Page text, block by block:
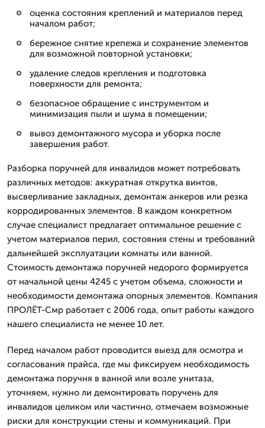
оценка состояния креплений и материалов перед
началом работ;
бережное снятие крепежа и сохранение элементов
для возможной повторной установки;
удаление следов крепления и подготовка
поверхности для ремонта;
безопасное обращение с инструментом и
минимизация пыли и шума в помещении;
вывоз демонтажного мусора и уборка после
завершения работ.
Разборка поручней для инвалидов может потребовать
различных методов: аккуратная открутка винтов,
высверливание закладных, демонтаж анкеров или резка
корродированных элементов. В каждом конкретном
случае специалист предлагает оптимальное решение с
учетом материалов перил, состояния стены и требований
дальнейшей эксплуатации комнаты или ванной.
Стоимость демонтажа поручней недорого формируется
от начальной цены 4245 с учетом объема, сложности и
необходимости демонтажа опорных элементов. Компания
ПРОЛЁТ-Смр работает с 2006 года, опыт работы каждого
нашего специалиста не менее 10 лет.
Перед началом работ проводится выезд для осмотра и
согласования прайса, где мы фиксируем необходимость
демонтажа поручня в ванной или возле унитаза,
уточняем, нужно ли демонтировать поручень для
инвалидов целиком или частично, отмечаем возможные
риски для конструкции стены и коммуникаций. При